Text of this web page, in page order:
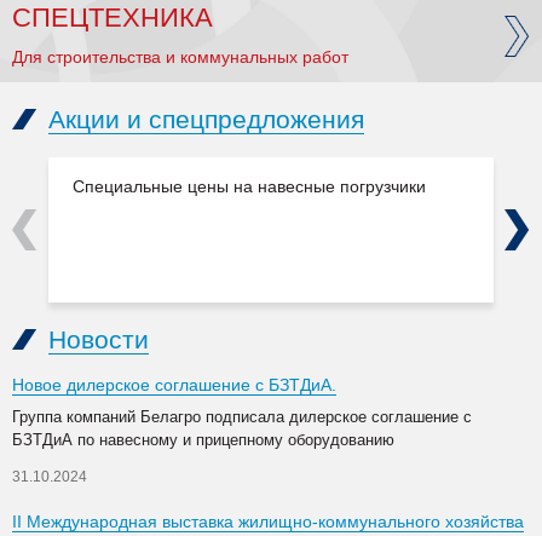
СПЕЦТЕХНИКА
Для строительства и коммунальных работ
Акции и спецпредложения
Специальные цены на навесные погрузчики
Previous Next
Новости
Новое дилерское соглашение с БЗТДиА.
Группа компаний Белагро подписала дилерское соглашение с
БЗТДиА по навесному и прицепному оборудованию
31.10.2024
II Международная выставка жилищно-коммунального хозяйства